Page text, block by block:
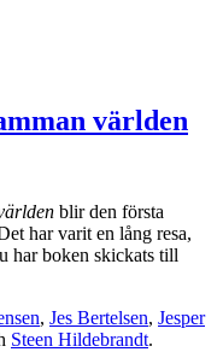
världen
blir den första
har varit en lång resa,
har boken skickats till
, Jes Bertelsen, Jesper
Steen Hildebrandt.